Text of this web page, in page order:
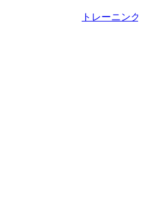
トレーニング